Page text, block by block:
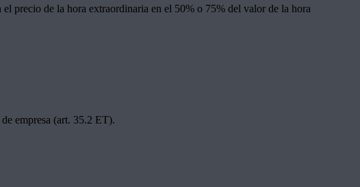
precio de la hora extraordinaria en el 50% o 75% del valor de la hora
empresa (art. 35.2 ET).